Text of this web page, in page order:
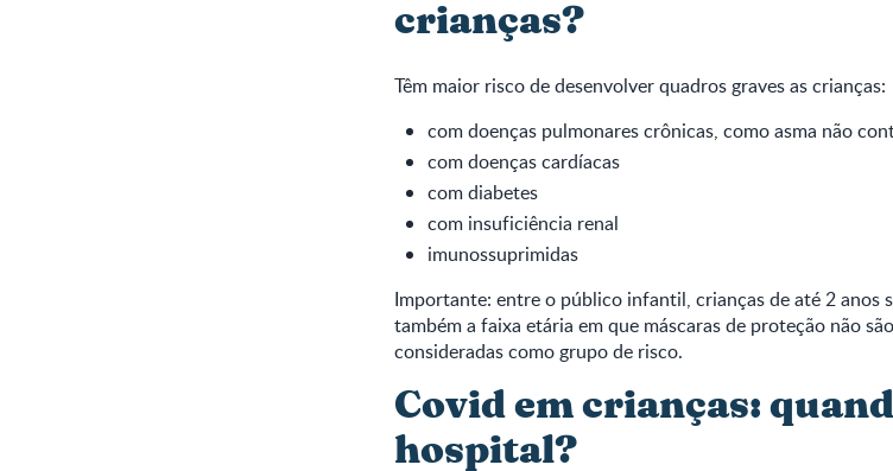
crianças?
Têm maior risco de desenvolver quadros graves as crianças:
com doenças pulmonares crônicas, como asma não
com doenças cardíacas
com diabetes
com insuficiência renal
imunossuprimidas
Importante: entre o público infantil, crianças de até 2 anos
também a faixa etária em que máscaras de proteção não
consideradas como grupo de risco.
Covid em crianças:
hospital?